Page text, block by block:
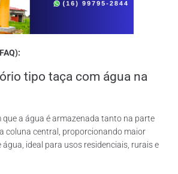
tipo taça com água na
que a água é armazenada tanto na parte
coluna central, proporcionando maior
ideal para usos residenciais, rurais e